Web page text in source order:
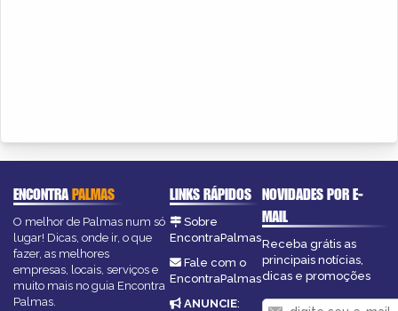
ENCONTRAPALMAS
O melhor de Palmas num só
lugar! Dicas, onde ir, o que
fazer, as melhores
empresas, locais, serviços e
muito mais no guia Encontra
Palmas.
LINKS RÁPIDOS
Sobre
EncontraPalmas
Fale com o
EncontraPalmas
ANUNCIE:
NOVIDADES POR E-
MAIL
Receba grátis as
principais notícias,
dicas e promoções